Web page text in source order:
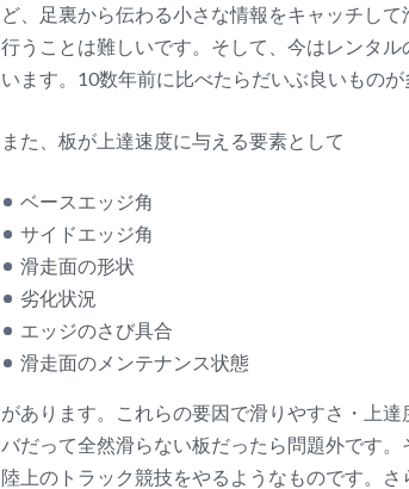
ど、足裏から伝わる小さな情報をキャッチし
行うことは難しいです。そして、今はレンタ
います。10数年前に比べたらだいぶ良いものが
また、板が上達速度に与える要素として
ベースエッジ角
サイドエッジ角
滑走面の形状
劣化状況
エッジのさび具合
滑走面のメンテナンス状態
があります。これらの要因で滑りやすさ・上
バだって全然滑らない板だったら問題外です
陸上のトラック競技をやるようなものです。